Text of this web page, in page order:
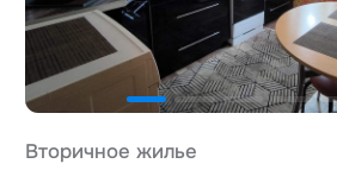
Вторичное жилье